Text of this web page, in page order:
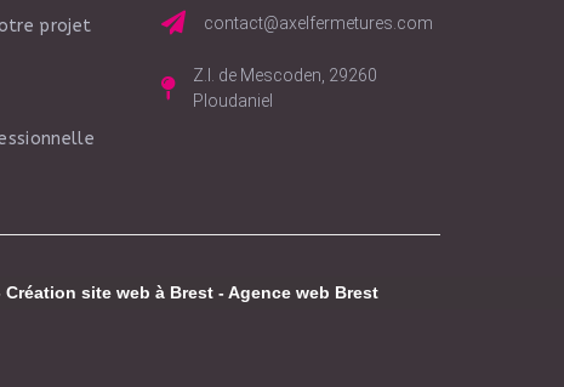
projet
contact@axelfermetures.com
Z.I. de Mescoden, 29260
Ploudaniel
Création site web à Brest- Agence web Brest